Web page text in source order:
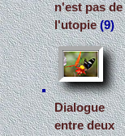
n'est pas de
l'utopie(9)
Dialogue
entre deux